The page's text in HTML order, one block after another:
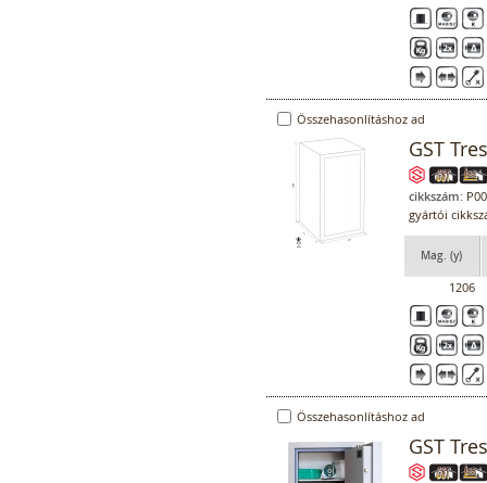
Összehasonlításhoz ad
GST
cikkszám:
gyártói
Mag. (y)
1206
Összehasonlításhoz ad
GST